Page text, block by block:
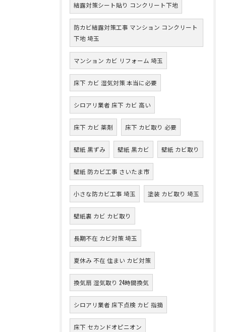
結露対策シート貼り コンクリート下地
防カビ結露対策工事 マンション コンクリート
下地 埼玉
マンション カビ リフォーム 埼玉
床下 カビ 湿気対策 本当に必要
シロアリ業者 床下 カビ 高い
床下 カビ 薬剤 床下 カビ取り 必要
壁紙 黒ずみ 壁紙 黒カビ 壁紙 カビ取り
壁紙 防カビ工事 さいたま市
小さな防カビ工事 埼玉 塗装 カビ取り 埼玉
壁紙裏 カビ カビ取り
長期不在 カビ対策 埼玉
夏休み 不在 住まい カビ対策
換気扇 湿気取り 24時間換気
シロアリ業者 床下点検 カビ 指摘
床下 セカンドオピニオン